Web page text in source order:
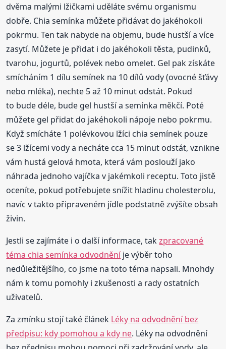
dvěma malými lžičkami uděláte svému organismu
dobře. Chia semínka můžete přidávat do jakéhokoli
pokrmu. Ten tak nabyde na objemu, bude hustší a více
zasytí. Můžete je přidat i do jakéhokoli těsta, pudinků,
tvarohu, jogurtů, polévek nebo omelet. Gel pak získáte
smícháním 1 dílu semínek na 10 dílů vody (ovocné šťávy
nebo mléka), nechte 5 až 10 minut odstát. Pokud
to bude déle, bude gel hustší a semínka měkčí. Poté
můžete gel přidat do jakéhokoli nápoje nebo pokrmu.
Když smícháte 1 polévkovou lžíci chia semínek pouze
se 3 lžícemi vody a necháte cca 15 minut odstát, vznikne
vám hustá gelová hmota, která vám poslouží jako
náhrada jednoho vajíčka v jakémkoli receptu. Toto jistě
oceníte, pokud potřebujete snížit hladinu cholesterolu,
navíc v takto připraveném jídle podstatně zvýšíte obsah
živin.
Jestli se zajímáte i o další informace, takzpracované
téma chia semínka odvodněníje výběr toho
nedůležitějšího, co jsme na toto téma napsali. Mnohdy
nám k tomu pomohly i zkušenosti a rady ostatních
uživatelů.
Za zmínku stojí také článek Léky na odvodnění bez
předpisu: kdy pomohou a kdy ne. Léky na odvodnění